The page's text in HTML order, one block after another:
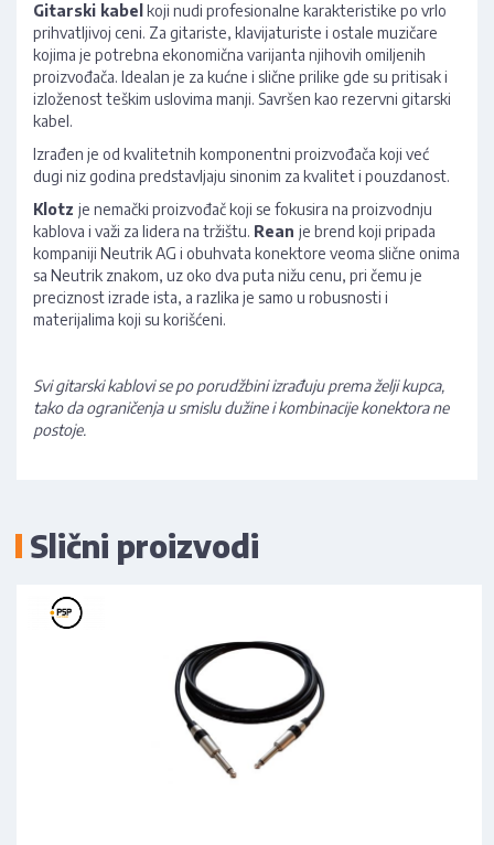
Gitarski kabel koji nudi profesionalne karakteristike po vrlo
prihvatljivoj ceni. Za gitariste, klavijaturiste i ostale muzičare
kojima je potrebna ekonomična varijanta njihovih omiljenih
proizvođača. Idealan je za kućne i slične prilike gde su pritisak i
izloženost teškim uslovima manji. Savršen kao rezervni gitarski
kabel.
Izrađen je od kvalitetnih komponentni proizvođača koji već
dugi niz godina predstavljaju sinonim za kvalitet i pouzdanost.
Klotz je nemački proizvođač koji se fokusira na proizvodnju
kablova i važi za lidera na tržištu. Rean je brend koji pripada
kompaniji Neutrik AG i obuhvata konektore veoma slične onima
sa Neutrik znakom, uz oko dva puta nižu cenu, pri čemu je
preciznost izrade ista, a razlika je samo u robusnosti i
materijalima koji su korišćeni.
Svi gitarski kablovi se po porudžbini izrađuju prema želji kupca,
tako da ograničenja u smislu dužine i kombinacije konektora ne
postoje.
Slični proizvodi